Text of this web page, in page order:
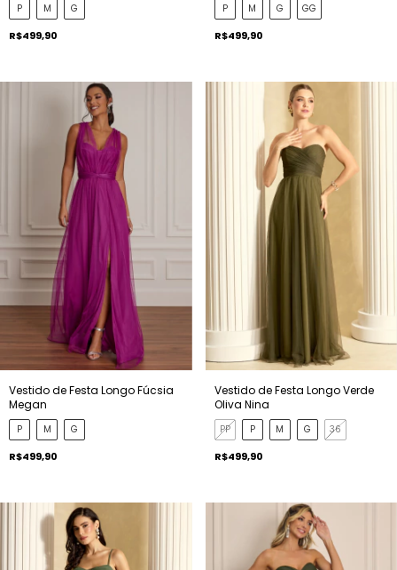
P M G
R$499,90
P M G GG
R$499,90
Vestido de Festa Longo Fúcsia
Megan
P M G
R$499,90
Vestido de Festa Longo Verde
Oliva Nina
PP P M G 36
R$499,90